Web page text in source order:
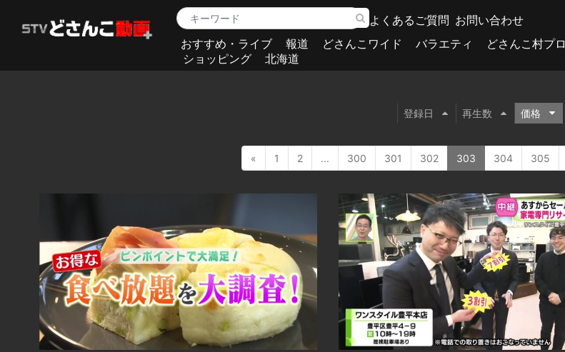
よくあるご質問 お問い合わせ
おすすめ・ライブ 報道 どさんこワイド バラエティ どさんこ村プ
ショッピング
北海道
登録日 再生数 価格
« 1 2 ... 300 301 302 303 304 305